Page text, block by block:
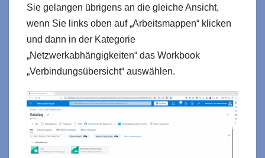
Sie gelangen übrigens an die gleiche Ansicht,
wenn Sie links oben auf „Arbeitsmappen“ klicken
und dann in der Kategorie
„Netzwerkabhängigkeiten“ das Workbook
„Verbindungsübersicht“ auswählen.